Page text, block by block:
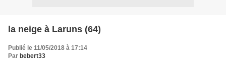
la neige à Laruns (64)
Publié le 11/05/2018 à 17:14
Par bebert33